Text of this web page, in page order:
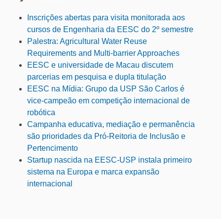
Inscrições abertas para visita monitorada aos
cursos de Engenharia da EESC do 2º semestre
Palestra: Agricultural Water Reuse
Requirements and Multi-barrier Approaches
EESC e universidade de Macau discutem
parcerias em pesquisa e dupla titulação
EESC na Mídia: Grupo da USP São Carlos é
vice-campeão em competição internacional de
robótica
Campanha educativa, mediação e permanência
são prioridades da Pró-Reitoria de Inclusão e
Pertencimento
Startup nascida na EESC-USP instala primeiro
sistema na Europa e marca expansão
internacional